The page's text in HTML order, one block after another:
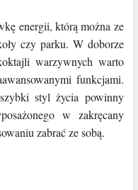
energii, którą można ze
czy parku. W doborze
warzywnych warto
funkcjami.
styl życia powinny
w zakręcany
zabrać ze sobą.